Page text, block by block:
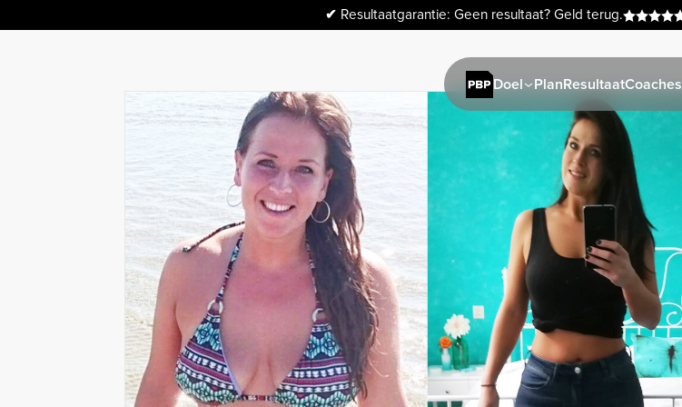
✔ Resultaatgarantie: Geen resultaat? Geld terug.
Doel PlanResultaatCoaches